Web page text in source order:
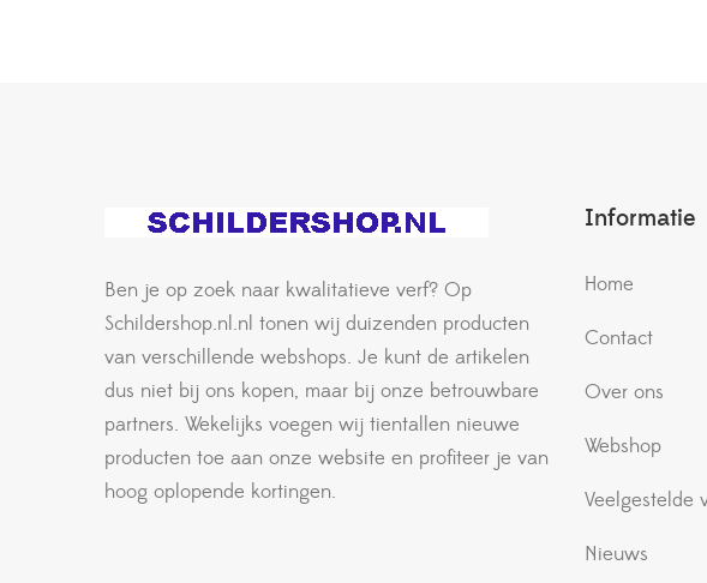
Ben je op zoek naar kwalitatieve verf? Op
Schildershop.nl.nl tonen wij duizenden producten
van verschillende webshops. Je kunt de artikelen
dus niet bij ons kopen, maar bij onze betrouwbare
partners. Wekelijks voegen wij tientallen nieuwe
producten toe aan onze website en profiteer je van
hoog oplopende kortingen.
Informatie
Home
Contact
Over ons
Webshop
Veelgestelde
Nieuws